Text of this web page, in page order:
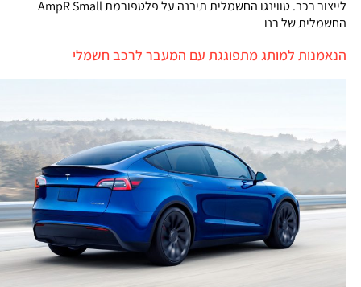
לייצור רכב. טווינגו החשמלית תיבנה על פלטפורמת AmpR Small
החשמלית של רנו
הנאמנות למותג מתפוגגת עם המעבר לרכב חשמלי